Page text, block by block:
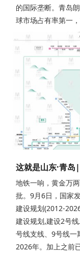
的国际垄断。青岛
球市场占有率第一
这就是山东·青
地铁一响，黄金万
批。9月6日，国家
建设规划(2012-
建设规划,建设2号
号线支线、9号线一
2026年。加上之前